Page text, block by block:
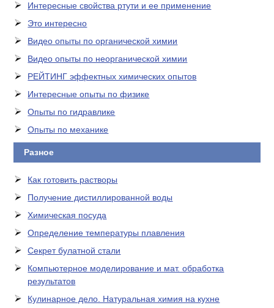
Интересные свойства ртути и ее применение
Это интересно
Видео опыты по органической химии
Видео опыты по неорганической химии
РЕЙТИНГ эффектных химических опытов
Интересные опыты по физике
Опыты по гидравлике
Опыты по механике
Разное
Как готовить растворы
Получение дистиллированной воды
Химическая посуда
Определение температуры плавления
Секрет булатной стали
Компьютерное моделирование и мат. обработка
результатов
Кулинарное дело. Натуральная химия на кухне